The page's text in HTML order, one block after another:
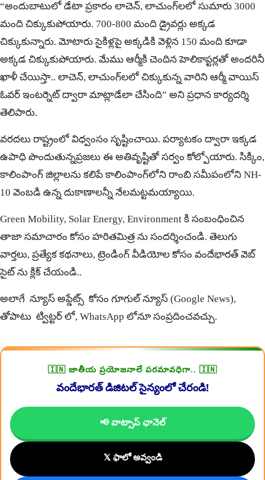
“అందుబాటులో డేటా ప్రకారం లాచెన్, లాచుంగ్‌లలో సుమారు 3000
మంది చిక్కుకుపోయారు. 700-800 మంది డ్రైవర్లు అక్కడ
చిక్కుకున్నారు. మోటారు సైకిళ్లపై అక్కడికి వెళ్లిన 150 మంది కూడా
అక్కడ చిక్కుకుపోయారు. మేము ఆర్మీకి చెందిన హెలికాప్టర్లతో అందరినీ
ఖాళీ చేయిస్తా.. లాచెన్, లాచుంగ్‌లలో చిక్కుకున్న వారిని ఆర్మీ వాయిస్
ఓవర్ ఇంటర్నెట్ ద్వారా మాట్లాడేలా చేసింది” అని ప్రధాన కార్యదర్శి
తెలిపారు.
వరదలు రాష్ట్రంలో విధ్వంసం సృష్టించాయి. పర్యాటకం ద్వారా ఇక్కడ
ఉపాధి పొందుతున్నప్రజలు ఈ అతివృష్టితో సర్వం కోల్పోయారు. సిక్కిం,
కాలింపాంగ్ జిల్లాలను కలిపే కాలింపాంగ్‌లోని రాంబి సమీపంలోని NH-
10 వెంబడి ఉన్న దుకాణాలన్నీ నేలమట్టమయ్యాయి.
Green Mobility, Solar Energy, Environment కి సంబంధించిన
తాజా సమాచారం కోసం హరితమిత్ర ను సందర్శించండి. తెలుగు
వార్తలు, ప్రత్యేక కథనాలు, ట్రెండింగ్ వీడియోల కోసం వందేభారత్ వెబ్
సైట్ ను క్లిక్ చేయండి..
అలాగే న్యూస్ అప్డేట్స్ కోసం గూగుల్ న్యూస్ (Google News),
తోపాటు ట్విట్టర్ లో, WhatsApp లోనూ సంప్రదించవచ్చు.
🇮🇳 జాతీయ ప్రయోజనాలే పరమావధిగా.. 🇮🇳
వందేభారత్ డిజిటల్ సైన్యంలో చేరండి!
📢 వాట్సాప్ ఛానెల్
𝕏 ఫాలో అవ్వండి